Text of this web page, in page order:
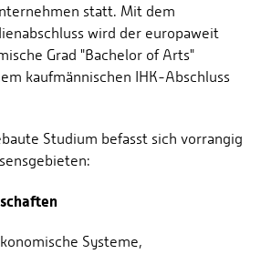
statt. Mit dem
wird der europaweit
Grad "Bachelor of Arts"
kaufmännischen IHK-Abschluss
Studium befasst sich vorrangig
Systeme,